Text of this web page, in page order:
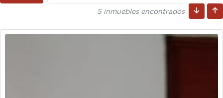
5 inmuebles encontrados